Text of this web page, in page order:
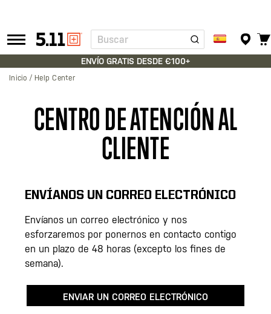
Tactical
Gear
Buscar
ENVÍO GRATIS DESDE €100+
Inicio Help Center
CENTRO DE ATENCIÓN AL
CLIENTE
ENVÍANOS UN CORREO ELECTRÓNICO
Envíanos un correo electrónico y nos
esforzaremos por ponernos en contacto contigo
en un plazo de 48 horas (excepto los fines de
semana).
ENVIAR UN CORREO ELECTRÓNICO